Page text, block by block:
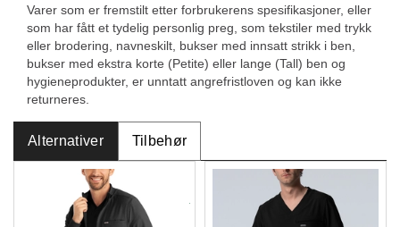
Varer som er fremstilt etter forbrukerens spesifikasjoner, eller
som har fått et tydelig personlig preg, som tekstiler med trykk
eller brodering, navneskilt, bukser med innsatt strikk i ben,
bukser med ekstra korte (Petite) eller lange (Tall) ben og
hygieneprodukter, er unntatt angrefristloven og kan ikke
returneres.
Alternativer Tilbehør